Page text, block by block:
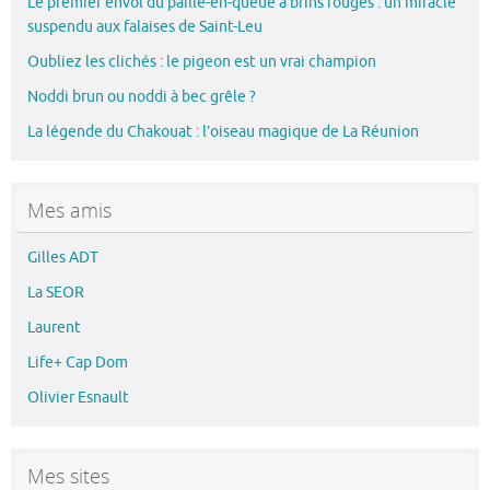
suspendu aux falaises de Saint-Leu
Oubliez les clichés : le pigeon est un vrai champion
Noddi brun ou noddi à bec grêle ?
La légende du Chakouat : l’oiseau magique de La Réunion
Mes amis
Gilles ADT
La SEOR
Laurent
Life+ Cap Dom
Olivier Esnault
Mes sites